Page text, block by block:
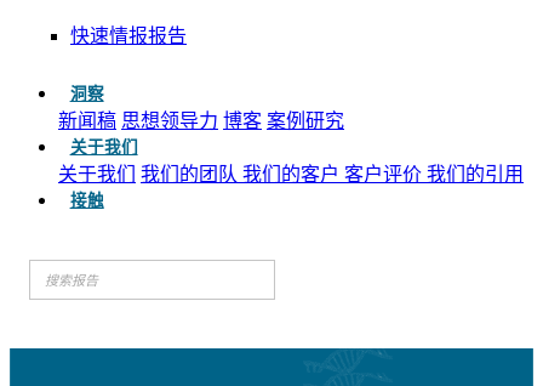
快速情报报告
洞察
新闻稿 思想领导力 博客 案例研究
关于我们
关于我们 我们的团队 我们的客户 客户评价 我们的引用
接触